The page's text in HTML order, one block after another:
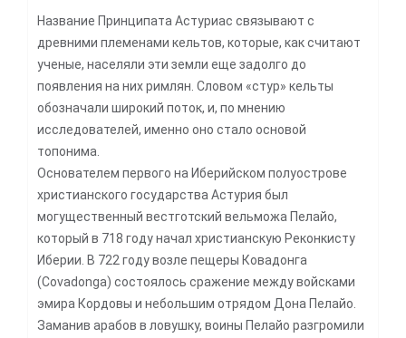
Название Принципата Астуриас связывают с
древними племенами кельтов, которые, как считают
ученые, населяли эти земли еще задолго до
появления на них римлян. Словом «стур» кельты
обозначали широкий поток, и, по мнению
исследователей, именно оно стало основой
топонима.
Основателем первого на Иберийском полуострове
христианского государства Астурия был
могущественный вестготский вельможа Пелайо,
который в 718 году начал христианскую Реконкисту
Иберии. В 722 году возле пещеры Ковадонга
(Covadonga) состоялось сражение между войсками
эмира Кордовы и небольшим отрядом Дона Пелайо.
Заманив арабов в ловушку, воины Пелайо разгромили